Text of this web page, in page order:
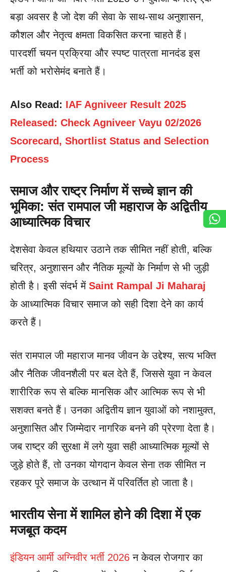
बड़ा अवसर है जो देश की सेवा के साथ-साथ अनुशासन,
कौशल और नेतृत्व क्षमता विकसित करना चाहते हैं।
पारदर्शी चयन प्रक्रिया और स्पष्ट पात्रता मानदंड इस
भर्ती को भरोसेमंद बनाते हैं।
Also Read: IAF Agniveer Result 2025
Released: Check Agniveer Vayu 02/2026
Scorecard, Shortlist Status and Selection
Process
समाज और राष्ट्र निर्माण में सच्चे ज्ञान की
भूमिका: संत रामपाल जी महाराज के अद्वितीय
आध्यात्मिक विचार
देशसेवा केवल हथियार उठाने तक सीमित नहीं होती, बल्कि
चरित्र, अनुशासन और नैतिक मूल्यों के निर्माण से भी जुड़ी
होती है। इसी संदर्भ में Saint Rampal Ji Maharaj
के आध्यात्मिक विचार समाज को सही दिशा देने का कार्य
करते हैं।
संत रामपाल जी महाराज मानव जीवन के उद्देश्य, सत्य भक्ति
और नैतिक जीवनशैली पर बल देते हैं, जिससे युवा न केवल
शारीरिक रूप से बल्कि मानसिक और आत्मिक रूप से भी
सशक्त बनते हैं। उनका अद्वितीय ज्ञान युवाओं को नशामुक्त,
अनुशासित और जिम्मेदार नागरिक बनने की प्रेरणा देता है।
जब राष्ट्र की सुरक्षा में लगे युवा सही आध्यात्मिक मूल्यों से
जुड़े होते हैं, तो उनका योगदान केवल सेना तक सीमित न
रहकर पूरे समाज के उत्थान में परिवर्तित हो जाता है।
भारतीय सेना में शामिल होने की दिशा में एक
मजबूत कदम
इंडियन आर्मी अग्निवीर भर्ती 2026 न केवल रोजगार का